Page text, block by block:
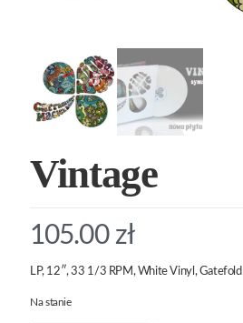
Vintage
105.00 zł
LP, 12″, 33 1/3 RPM, White Vinyl, Gatefold
Na stanie